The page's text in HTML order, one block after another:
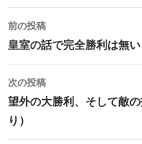
b
o
o
k
es
t
投
稿
ナ
ビ
ゲ
前の投稿
皇室の話で完全勝利は無
次の投稿
望外の大勝利、そして敵
り）